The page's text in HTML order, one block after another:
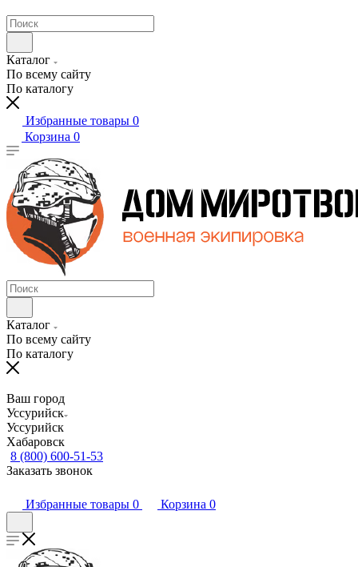
Каталог
По всему сайту
По каталогу
Избранные товары 0
Корзина 0
Каталог
По всему сайту
По каталогу
Ваш город
Уссурийск
Уссурийск
Хабаровск
8 (800) 600-51-53
Заказать звонок
Избранные товары 0 Корзина 0